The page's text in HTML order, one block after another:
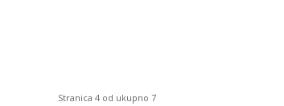
Stranica 4 od ukupno 7